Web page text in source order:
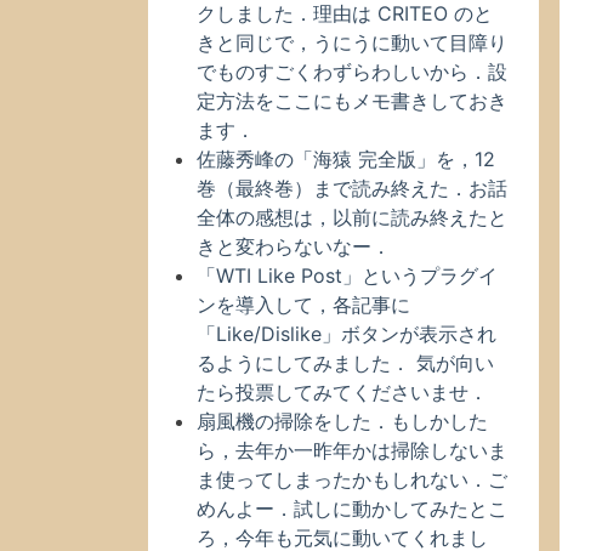
クしました．理由は CRITEO のと
きと同じで，うにうに動いて目障り
でものすごくわずらわしいから．設
定方法をここにもメモ書きしておき
ます．
佐藤秀峰の「海猿 完全版」を，12
巻（最終巻）まで読み終えた．お話
全体の感想は，以前に読み終えたと
きと変わらないなー．
「WTI Like Post」というプラグイ
ンを導入して，各記事に
「Like/Dislike」ボタンが表示され
るようにしてみました． 気が向い
たら投票してみてくださいませ．
扇風機の掃除をした．もしかした
ら，去年か一昨年かは掃除しないま
ま使ってしまったかもしれない．ご
めんよー．試しに動かしてみたとこ
ろ，今年も元気に動いてくれまし